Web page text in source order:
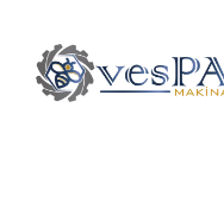
content